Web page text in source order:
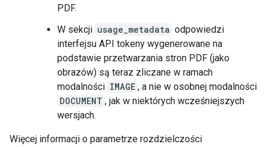
PDF.
W sekcji usage_metadata odpowiedzi
interfejsu API tokeny wygenerowane na
podstawie przetwarzania stron PDF (jako
obrazów) są teraz zliczane w ramach
modalności IMAGE , a nie w osobnej modalności
DOCUMENT , jak w niektórych wcześniejszych
wersjach.
Więcej informacji o parametrze rozdzielczości